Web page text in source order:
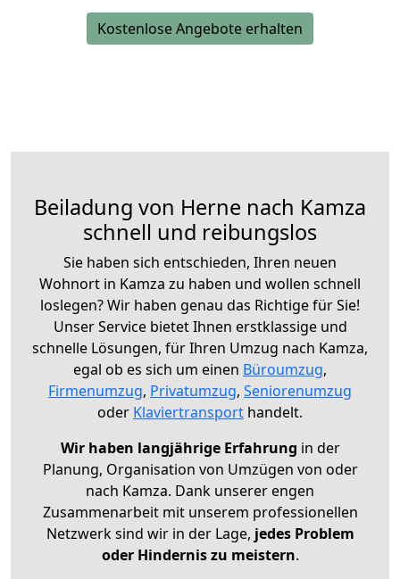
Kostenlose Angebote erhalten
Beiladung von Herne nach Kamza
schnell und reibungslos
Sie haben sich entschieden, Ihren neuen
Wohnort in Kamza zu haben und wollen schnell
loslegen? Wir haben genau das Richtige für Sie!
Unser Service bietet Ihnen erstklassige und
schnelle Lösungen, für Ihren Umzug nach Kamza,
egal ob es sich um einen Büroumzug,
Firmenumzug, Privatumzug, Seniorenumzug
oder Klaviertransport handelt.
Wir haben langjährige Erfahrung in der
Planung, Organisation von Umzügen von oder
nach Kamza. Dank unserer engen
Zusammenarbeit mit unserem professionellen
Netzwerk sind wir in der Lage, jedes Problem
oder Hindernis zu meistern.